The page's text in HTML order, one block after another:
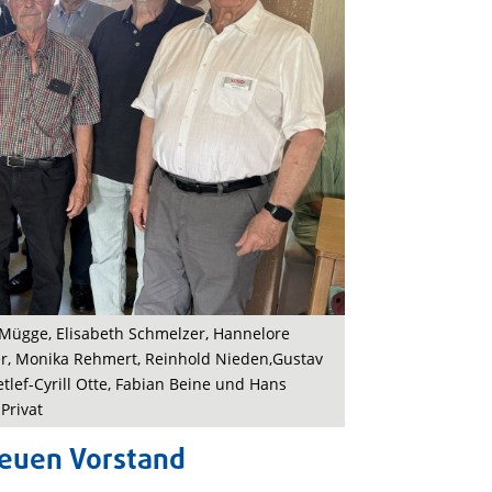
Elisabeth Schmelzer, Hannelore
Monika Rehmert, Reinhold Nieden,Gustav
Cyrill Otte, Fabian Beine und Hans
Vorstand